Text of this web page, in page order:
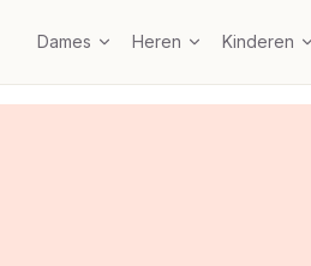
Dames Heren Kinderen